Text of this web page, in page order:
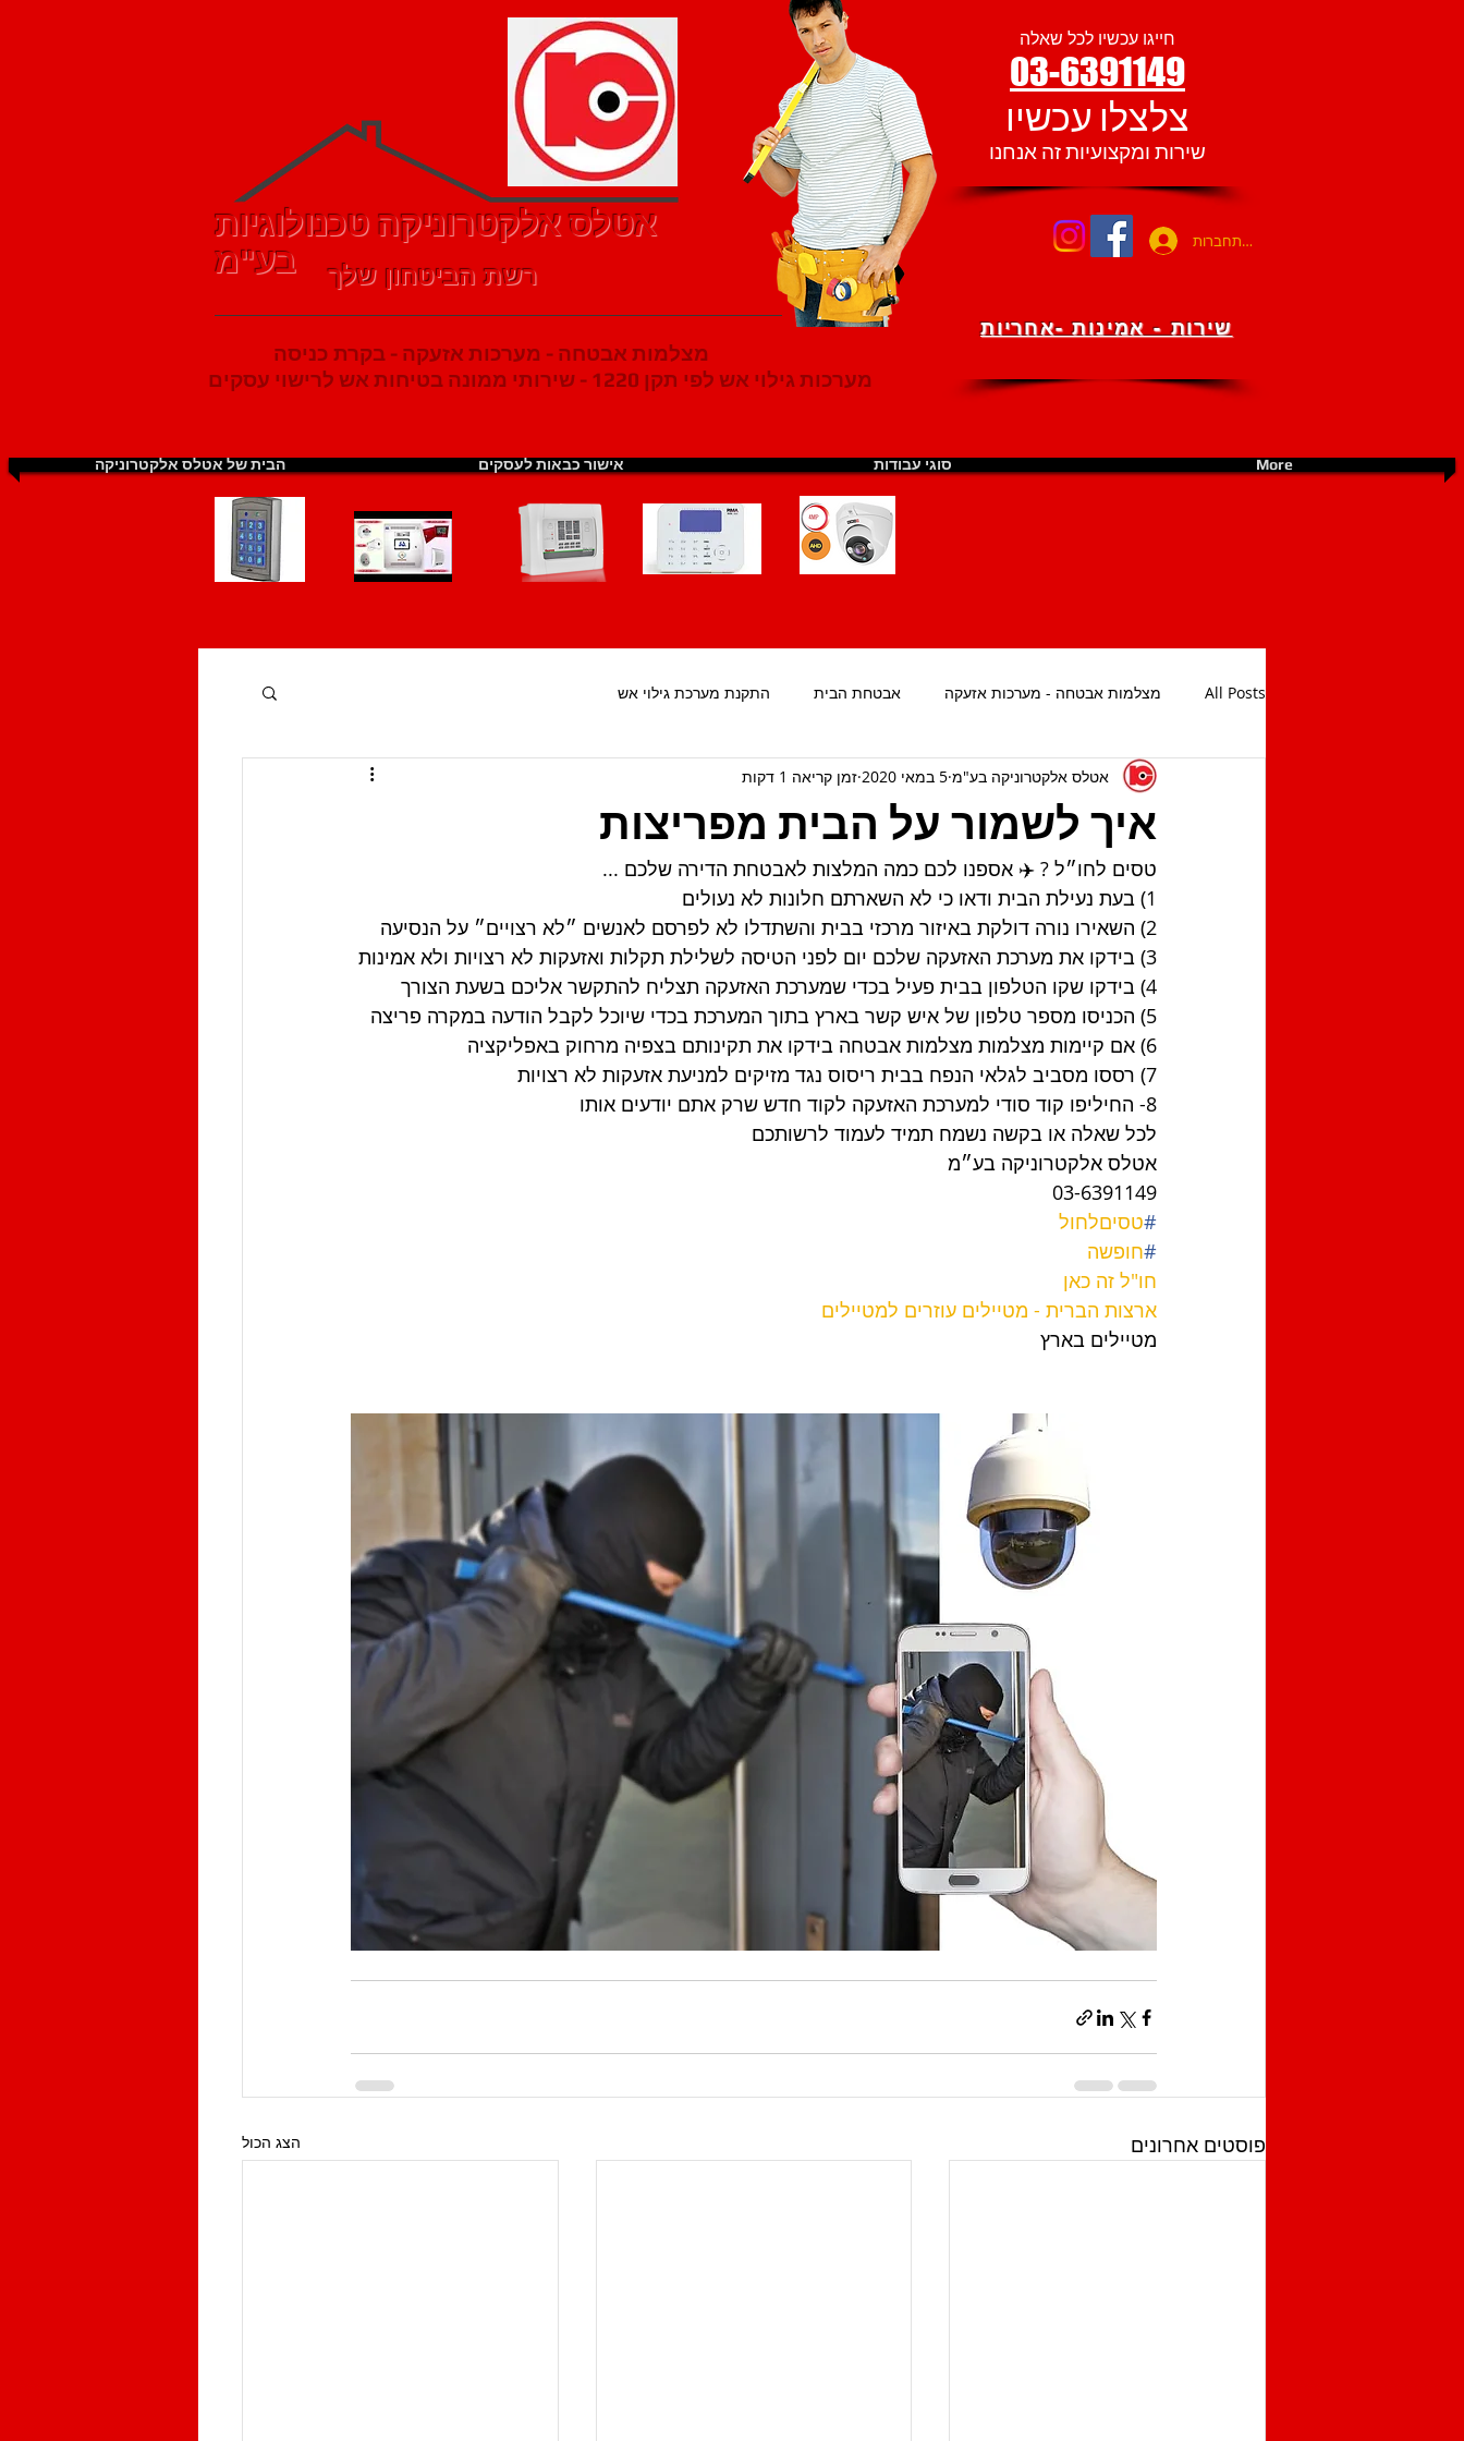
אטלס אלקטרוניקה טכנולוגיות
בע"מ
רשת הביטחון שלך
מצלמות אבטחה - מערכות אזעקה - בקרת כניסה
להתחברות
שירות - אמינות -אחריות
All Posts מצלמות אבטחה - מערכות אזעקה אבטחת הבית התקנת מערכת גילוי אש
איך לשמור על הבית מפריצות
אטלס אלקטרוניקה בע"מ 5 במאי 2020 זמן קריאה 1 דקות
טסים לחו״ל ? ✈️ אספנו לכם כמה המלצות לאבטחת הדירה שלכם ...
1) בעת נעילת הבית ודאו כי לא השארתם חלונות לא נעולים
2) השאירו נורה דולקת באיזור מרכזי בבית והשתדלו לא לפרסם לאנשים ״לא רצויים״ על הנסיעה
3) בידקו את מערכת האזעקה שלכם יום לפני הטיסה לשלילת תקלות ואזעקות לא רצויות ולא אמינות
4) בידקו שקו הטלפון בבית פעיל בכדי שמערכת האזעקה תצליח להתקשר אליכם בשעת הצורך
5) הכניסו מספר טלפון של איש קשר בארץ בתוך המערכת בכדי שיוכל לקבל הודעה במקרה פריצה
6) אם קיימות מצלמות מצלמות אבטחה בידקו את תקינותם בצפיה מרחוק באפליקציה
7) רססו מסביב לגלאי הנפח בבית ריסוס נגד מזיקים למניעת אזעקות לא רצויות
8- החיליפו קוד סודי למערכת האזעקה לקוד חדש שרק אתם יודעים אותו
לכל שאלה או בקשה נשמח תמיד לעמוד לרשותכם
אטלס אלקטרוניקה בע״מ
03-6391149
#טסיםלחול
#חופשה
חו"ל זה כאן
ארצות הברית - מטיילים עוזרים למטיילים
מטיילים בארץ
פוסטים אחרונים הצג הכול
חייגו עכשיו לכל שאלה
03-6391149
צלצלו עכשיו
שירות ומקצועיות זה אנחנו
הבית של אטלס אלקטרוניקה אישור כבאות לעסקים סוגי עבודות More